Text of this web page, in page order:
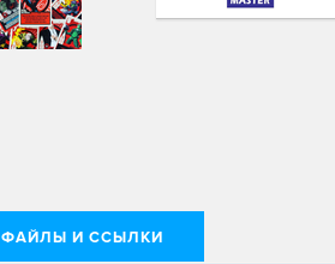
ФАЙЛЫ И ССЫЛКИ